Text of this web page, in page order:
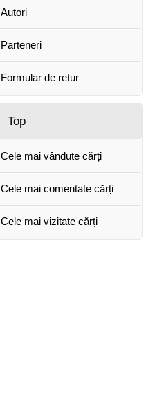
Autori
Parteneri
Formular de retur
Top
Cele mai vândute cărți
Cele mai comentate cărți
Cele mai vizitate cărți